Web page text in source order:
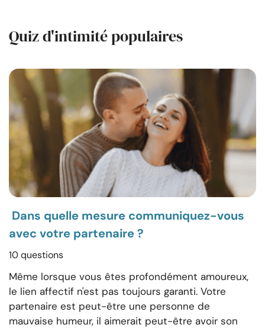
Quiz d'intimité populaires
Dans quelle mesure communiquez-vous
avec votre partenaire ?
10 questions
Même lorsque vous êtes profondément amoureux,
le lien affectif n'est pas toujours garanti. Votre
partenaire est peut-être une personne de
mauvaise humeur, il aimerait peut-être avoir son